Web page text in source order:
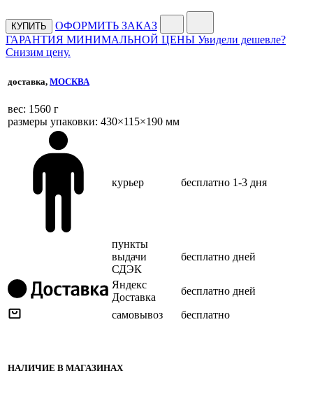
КУПИТЬ
ОФОРМИТЬ ЗАКАЗ
ГАРАНТИЯ МИНИМАЛЬНОЙ ЦЕНЫ Увидели дешевле?
Снизим цену.
доставка, МОСКВА
веc: 1560 г
размеры упаковки: 430×115×190 мм
курьер бесплатно 1-3 дня
пункты
выдачи
СДЭК
бесплатно дней
Яндекс
Доставка
бесплатно дней
самовывоз
бесплатно
НАЛИЧИЕ В МАГАЗИНАХ